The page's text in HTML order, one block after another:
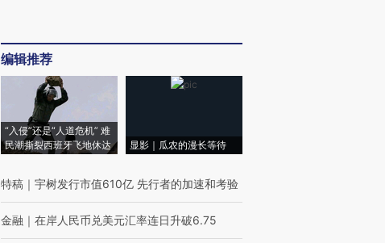
编辑推荐
“入侵”还是“人道危机” 难
民潮撕裂西班牙飞地休达
显影｜瓜农的漫长等待
特稿 ｜ 宇树发行市值610亿 先行者的加速和考验
金融 ｜ 在岸人民币兑美元汇率连日升破6.75